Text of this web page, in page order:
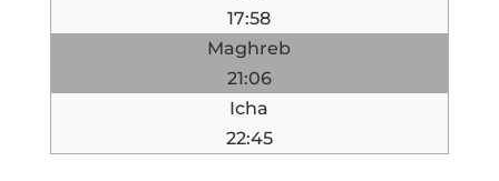
17:58
Maghreb
21:06
Icha
22:45